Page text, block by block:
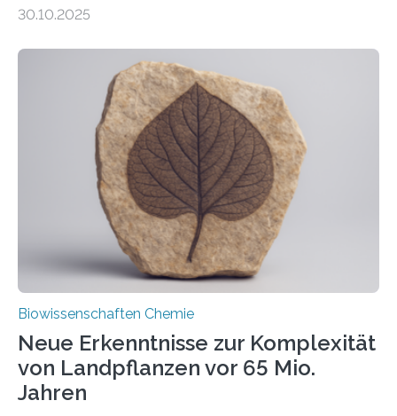
erfüllen können, müssen zahlreiche Enzyme präzise in
der Ruhr-Universität Bochum um Prof. Dr. Ralf Erdmann
und Dr. Ismaila Francis Yusuf hat nun einen bislang
unbekannten Qualitätskontrollmechanismus des
peroxisomalen Proteintransports in der Bäckerhefe
Saccharomyces cerevisiae entdeckt, der für die
Funktionsfähigkeit der Organellen entscheidend ist. Die
Studie wurde am 28. Oktober 2025 in der
Fachzeitschrift…
30.10.2025
Biowissenschaften Chemie
Neue Erkenntnisse zur Komplexität
von Landpflanzen vor 65 Mio.
Jahren